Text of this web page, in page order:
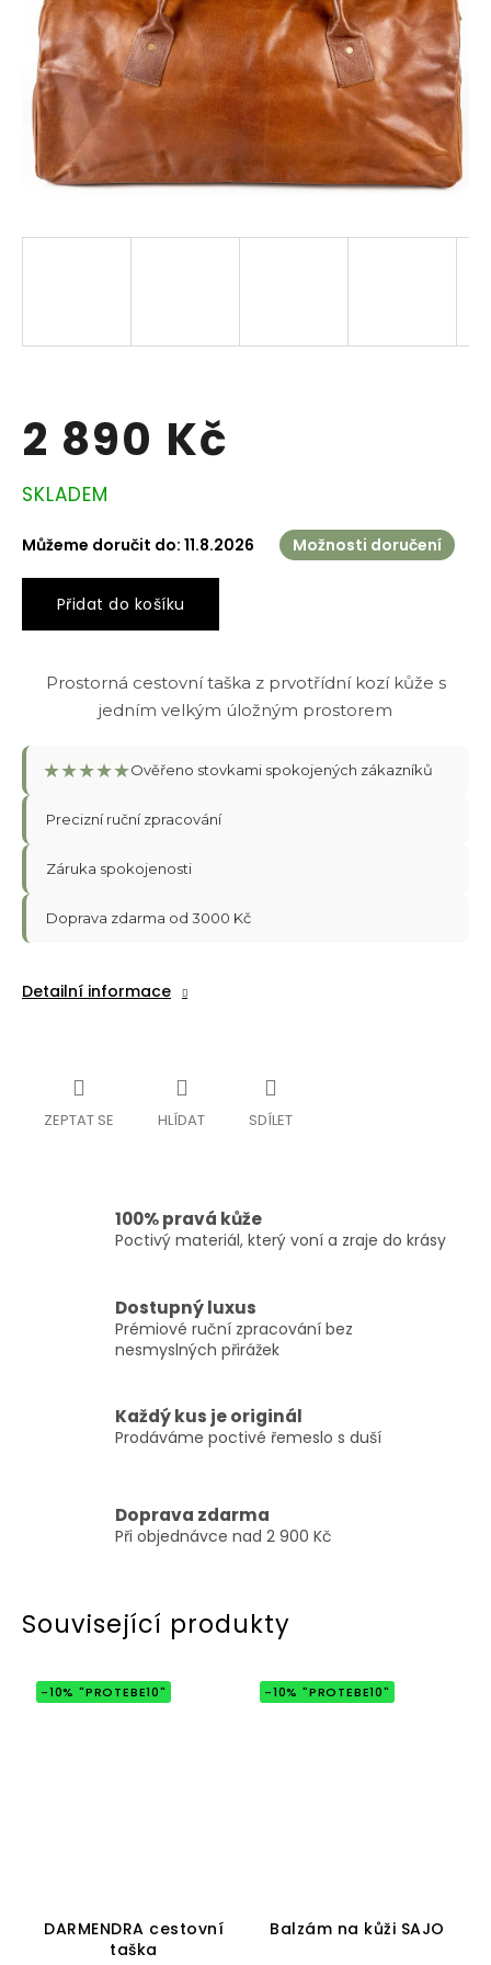
2 890 Kč
Měrná
cena:
SKLADEM
Můžeme doručit do: 11.8.2026 Možnosti doručení
Přidat do košíku
Prostorná cestovní taška z prvotřídní kozí kůže s
jedním velkým úložným prostorem
★★★★★Ověřeno stovkami spokojených zákazníků
Precizní ruční zpracování
Záruka spokojenosti
Doprava zdarma od 3000 Kč
Detailní informace
ZEPTAT SE HLÍDAT SDÍLET
100% pravá kůže
Poctivý materiál, který voní a zraje do krásy
Dostupný luxus
Prémiové ruční zpracování bez
nesmyslných přirážek
Každý kus je originál
Prodáváme poctivé řemeslo s duší
Doprava zdarma
Při objednávce nad 2 900 Kč
Související produkty
-10% "PROTEBE10"
DARMENDRA cestovní
taška
produktu
je
-10% "PROTEBE10"
Balzám na kůži SAJO
produktu